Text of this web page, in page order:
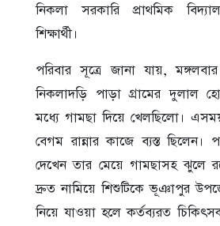
নিকলা সরকারি প্রাথমিক
শিক্ষার্থী।
পরিবার সূত্রে জানা যায়,
নিকলাদড়ি পাড়া গ্রামের দুলাল
মধ্যে গামছা দিয়ে খেলছিলো।
বেগম রান্নার কাজে ব্যস্ত ছিলেন।
দেখেন তার মেয়ে গামছাসহ ঝুলে
দ্রুত নামিয়ে শিশুটিকে ভূঞাপুর
নিয়ে যাওয়া হলে কর্তব্যরত